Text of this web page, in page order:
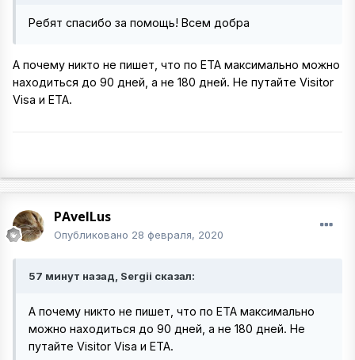
Ребят спасибо за помощь! Всем добра
А почему никто не пишет, что по ETA максимально можно
находиться до 90 дней, а не 180 дней. Не путайте Visitor
Visa и ETA.
PAvelLus
Опубликовано 28 февраля, 2020
57 минут назад, Sergii сказал:
А почему никто не пишет, что по ETA максимально
можно находиться до 90 дней, а не 180 дней. Не
путайте Visitor Visa и ETA.